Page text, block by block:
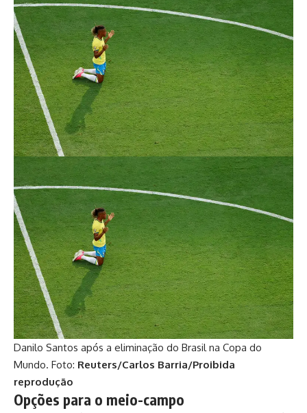
Danilo Santos após a eliminação do Brasil na Copa do
Mundo. Foto: Reuters/Carlos Barria/Proibida
reprodução
Opções para o meio-campo